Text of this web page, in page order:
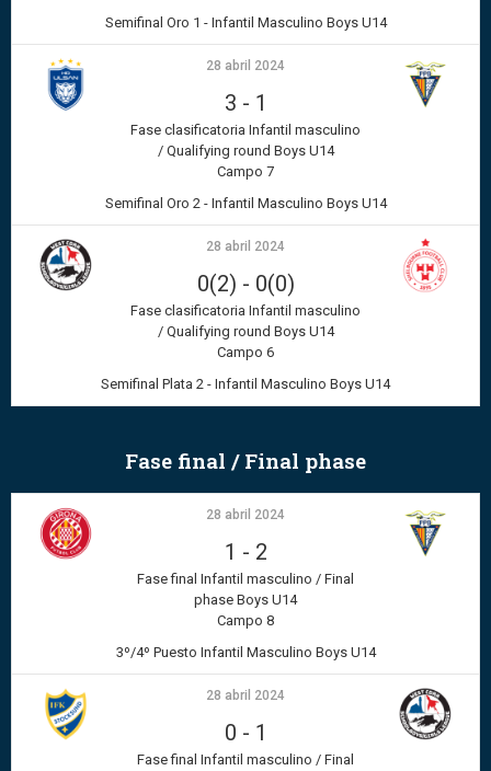
Semifinal Oro 1 - Infantil Masculino Boys U14
28 abril 2024
3 - 1
Fase clasificatoria Infantil masculino
/ Qualifying round Boys U14
Campo 7
Semifinal Oro 2 - Infantil Masculino Boys U14
28 abril 2024
0(2) - 0(0)
Fase clasificatoria Infantil masculino
/ Qualifying round Boys U14
Campo 6
Semifinal Plata 2 - Infantil Masculino Boys U14
Fase final / Final phase
28 abril 2024
1 - 2
Fase final Infantil masculino / Final
phase Boys U14
Campo 8
3º/4º Puesto Infantil Masculino Boys U14
28 abril 2024
0 - 1
Fase final Infantil masculino / Final